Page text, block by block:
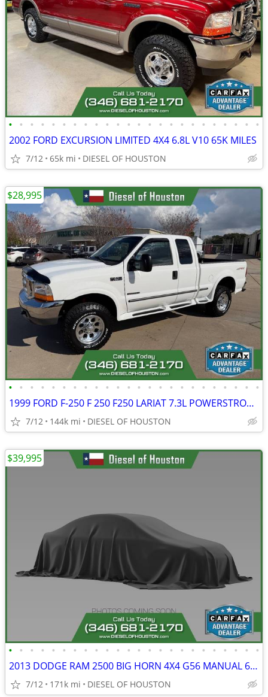
• • • • • • • • • • • • • • • • • • • • • • • •
2002 FORD EXCURSION LIMITED 4X4 6.8L V10 65K MILES
7/12 65k mi DIESEL OF HOUSTON
• • • • • • • • • • • • • • • • • • • • • • • •
1999 FORD F-250 F 250 F250 LARIAT 7.3L POWERSTROKE DIESEL
7/12 144k mi DIESEL OF HOUSTON
$28,995
• • • • • • • • • • • • • • • • • • • • • • • •
2013 DODGE RAM 2500 BIG HORN 4X4 G56 MANUAL 6.7L CUMMINS DIESEL
7/12 171k mi DIESEL OF HOUSTON
$39,995